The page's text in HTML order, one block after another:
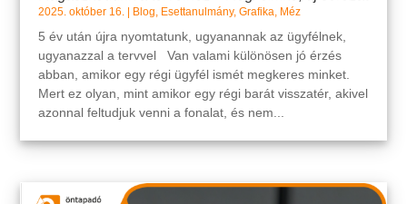
2025. október 16. Blog, Esettanulmány,Grafika, Méz
5 év után újra nyomtatunk, ugyanannak az ügyfélnek,
ugyanazzal a tervvel Van valami különösen jó érzés
abban, amikor egy régi ügyfél ismét megkeres minket.
Mert ez olyan, mint amikor egy régi barát visszatér, akivel
azonnal feltudjuk venni a fonalat, és nem...